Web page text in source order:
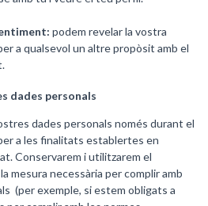
podem revelar la vostra
a qualsevol un altre propòsit amb el
dades personals
dades personals només durant el
a les finalitats establertes en
Conservarem i utilitzarem el
mesura necessària per complir amb
(per exemple, si estem obligats a